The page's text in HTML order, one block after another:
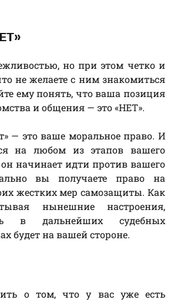
но при этом четко и
не желаете с ним знакомиться
ему понять, что ваша позиция
и общения — это «НЕТ».
— это ваше моральное право. И
на любом из этапов вашего
начинает идти против вашего
вы получаете право на
жестких мер самозащиты. Как
нынешние настроения,
в дальнейших судебных
будет на вашей стороне.
о том, что у вас уже есть